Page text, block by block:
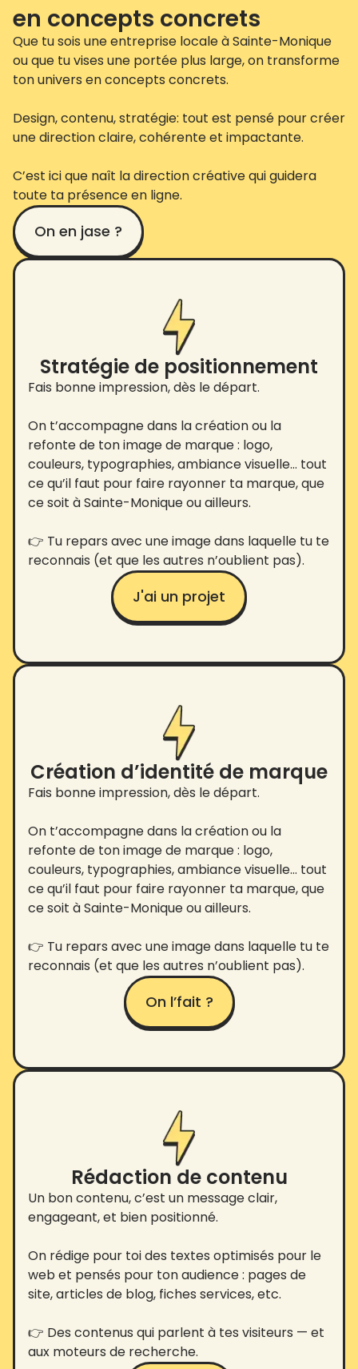
en concepts concrets
Que tu sois une entreprise locale à Sainte-Monique
ou que tu vises une portée plus large, on transforme
ton univers en concepts concrets.
Design, contenu, stratégie: tout est pensé pour créer
une direction claire, cohérente et impactante.
C’est ici que naît la direction créative qui guidera
toute ta présence en ligne.
On en jase ?
Stratégie de positionnement
Fais bonne impression, dès le départ.
On t’accompagne dans la création ou la
refonte de ton image de marque : logo,
couleurs, typographies, ambiance visuelle… tout
ce qu’il faut pour faire rayonner ta marque, que
ce soit à Sainte-Monique ou ailleurs.
👉 Tu repars avec une image dans laquelle tu te
reconnais (et que les autres n’oublient pas).
J'ai un projet
Création d’identité de marque
Fais bonne impression, dès le départ.
On t’accompagne dans la création ou la
refonte de ton image de marque : logo,
couleurs, typographies, ambiance visuelle… tout
ce qu’il faut pour faire rayonner ta marque, que
ce soit à Sainte-Monique ou ailleurs.
👉 Tu repars avec une image dans laquelle tu te
reconnais (et que les autres n’oublient pas).
On l’fait ?
Rédaction de contenu
Un bon contenu, c’est un message clair,
engageant, et bien positionné.
On rédige pour toi des textes optimisés pour le
web et pensés pour ton audience : pages de
site, articles de blog, fiches services, etc.
👉 Des contenus qui parlent à tes visiteurs — et
aux moteurs de recherche.